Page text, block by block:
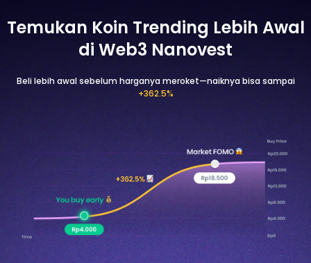
Temukan Koin Trending Lebih Awal
di Web3 Nanovest
Beli lebih awal sebelum harganya meroket—naiknya bisa sampai
+362.5%